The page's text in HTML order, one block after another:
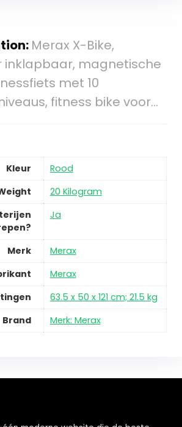
Merax X-Bike,
inklapbaar, magnetische
met 10
fitness bike voor…
Kleur
Rood
20 Kilogram
Ja
Merk
Merax
Merax
63.5 x 50 x 121 cm; 21.5 kg
Brand
Merk: Merax